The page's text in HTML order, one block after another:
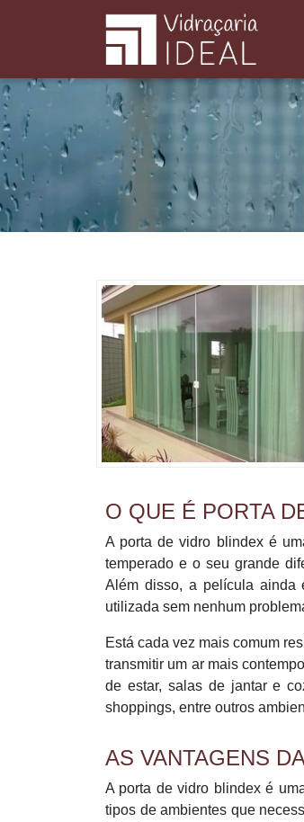
O QUE É PORTA
A porta de vidro blindex é
temperado e o seu grande
Além disso, a película ainda
utilizada sem nenhum
Está cada vez mais comum
transmitir um ar mais
de estar, salas de jantar e
shoppings, entre outros
AS VANTAGENS
A porta de vidro blindex é
tipos de ambientes que